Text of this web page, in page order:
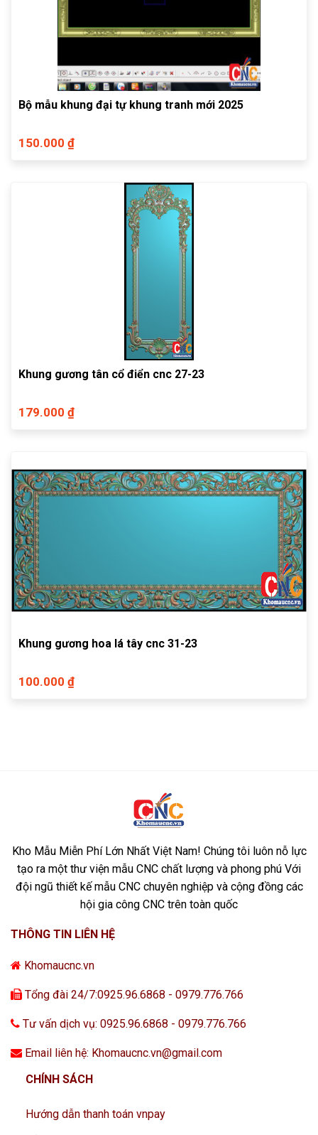
Bộ mẫu khung đại tự khung tranh mới 2025
150.000 ₫
Khung gương tân cổ điển cnc 27-23
179.000 ₫
Khung gương hoa lá tây cnc 31-23
100.000 ₫
Kho Mẫu Miễn Phí Lớn Nhất Việt Nam! Chúng tôi luôn nỗ lực
tạo ra một thư viện mẫu CNC chất lượng và phong phú Với
đội ngũ thiết kế mẫu CNC chuyên nghiệp và cộng đồng các
hội gia công CNC trên toàn quốc
THÔNG TIN LIÊN HỆ
Khomaucnc.vn
Tổng đài 24/7:0925.96.6868 - 0979.776.766
Tư vấn dịch vụ: 0925.96.6868 - 0979.776.766
Email liên hệ: Khomaucnc.vn@gmail.com
CHÍNH SÁCH
Hướng dẫn thanh toán vnpay